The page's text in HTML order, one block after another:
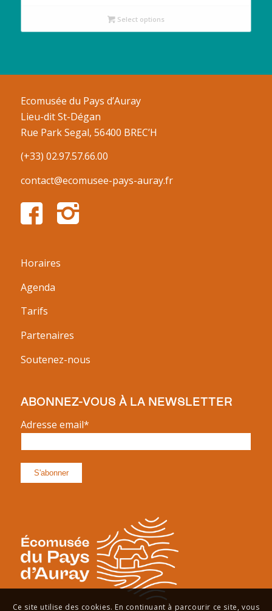
Select options
Ecomusée du Pays d’Auray
Lieu-dit St-Dégan
Rue Park Segal, 56400 BREC’H
(+33) 02.97.57.66.00
contact@ecomusee-pays-auray.fr
Horaires
Agenda
Tarifs
Partenaires
Soutenez-nous
ABONNEZ-VOUS À LA NEWSLETTER
Adresse email*
Ce site utilise des cookies. En continuant à parcourir ce site, vous